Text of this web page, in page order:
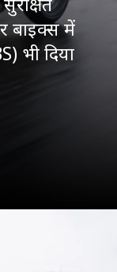
बाइक्स में
भी दिया